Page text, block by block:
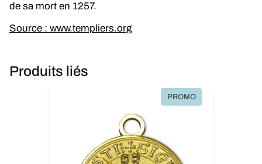
de sa mort en 1257.
Source : www.templiers.org
Produits liés
PROMO